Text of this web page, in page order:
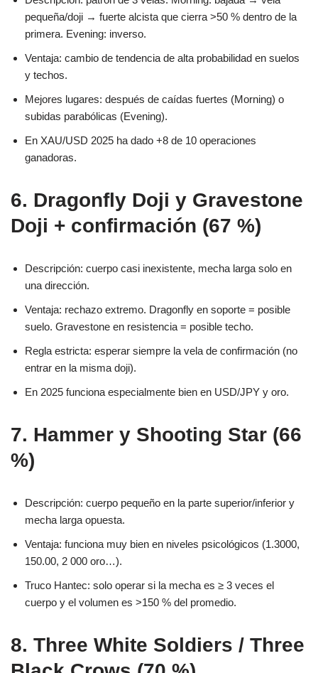
pequeña/doji → fuerte alcista que cierra >50 % dentro de la
primera. Evening: inverso.
Ventaja: cambio de tendencia de alta probabilidad en suelos
y techos.
Mejores lugares: después de caídas fuertes (Morning) o
subidas parabólicas (Evening).
En XAU/USD 2025 ha dado +8 de 10 operaciones
ganadoras.
6. Dragonfly Doji y Gravestone
Doji + confirmación (67 %)
Descripción: cuerpo casi inexistente, mecha larga solo en
una dirección.
Ventaja: rechazo extremo. Dragonfly en soporte = posible
suelo. Gravestone en resistencia = posible techo.
Regla estricta: esperar siempre la vela de confirmación (no
entrar en la misma doji).
En 2025 funciona especialmente bien en USD/JPY y oro.
7. Hammer y Shooting Star (66
%)
Descripción: cuerpo pequeño en la parte superior/inferior y
mecha larga opuesta.
Ventaja: funciona muy bien en niveles psicológicos (1.3000,
150.00, 2 000 oro…).
Truco Hantec: solo operar si la mecha es ≥ 3 veces el
cuerpo y el volumen es >150 % del promedio.
8. Three White Soldiers / Three